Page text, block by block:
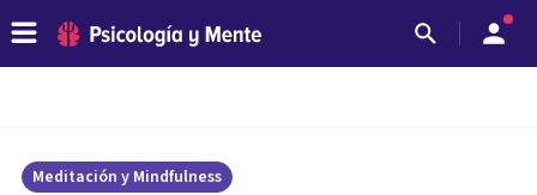
Meditación y Mindfulness